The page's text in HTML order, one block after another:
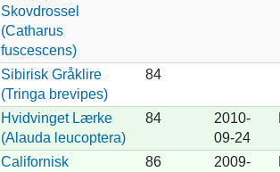
Skovdrossel
(Catharus
fuscescens)
Sibirisk Gråklire
(Tringa brevipes)
84
Hvidvinget Lærke
(Alauda leucoptera)
84
2010-
09-24
Californisk
86
2009-